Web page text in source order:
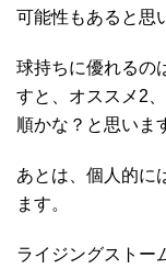
可能性もあると思
球持ちに優れるの
すと、オススメ2
順かな？と思いま
あとは、個人的に
ます。
ライジングストー